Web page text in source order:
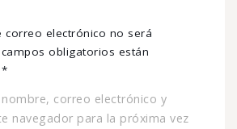
correo electrónico no será
obligatorios están
*
correo electrónico y
navegador para la próxima vez